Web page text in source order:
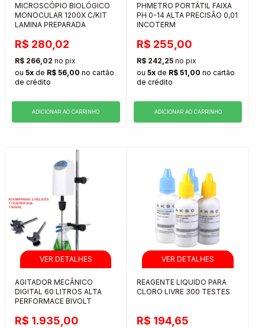
MICROSCÓPIO BIOLÓGICO
MONOCULAR 1200X C/KIT
LAMINA PREPARADA
R$ 280,02
R$ 266,02 no pix
ou 5x de R$ 56,00 no cartão
de crédito
ADICIONAR AO CARRINHO
PHMETRO PORTÁTIL FAIXA
PH 0-14 ALTA PRECISÃO 0,01
INCOTERM
R$ 255,00
R$ 242,25 no pix
ou5x de R$ 51,00 no cartão
de crédito
ADICIONAR AO CARRINHO
AGITADOR MECÂNICO
DIGITAL 60 LITROS ALTA
PERFORMACE BIVOLT
R$ 1.935,00
REAGENTE LIQUIDO PARA
CLORO LIVRE 300 TESTES
R$ 194,65